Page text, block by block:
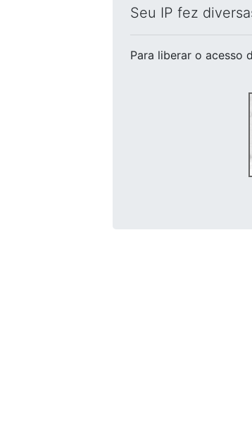
Seu IP fez
Para liberar o acesso